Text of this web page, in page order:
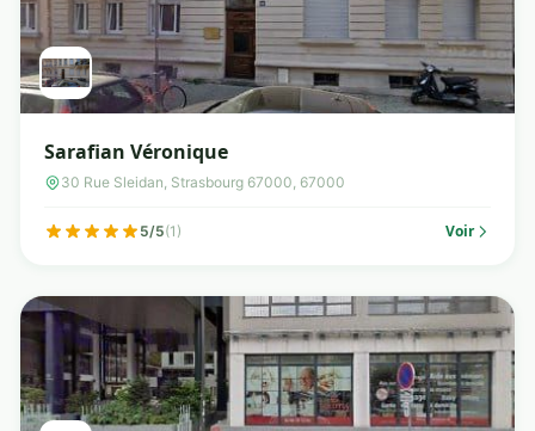
Sarafian Véronique
30 Rue Sleidan, Strasbourg 67000, 67000
5/5(1) Voir